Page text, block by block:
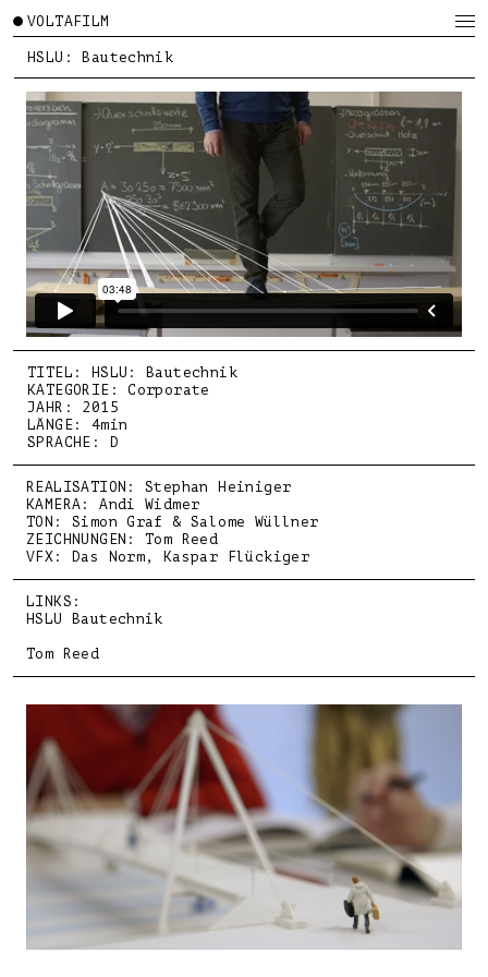
VOLTAFILM
HSLU: Bautechnik
TITEL: HSLU: Bautechnik
KATEGORIE: Corporate
JAHR: 2015
LÄNGE: 4min
SPRACHE: D
REALISATION: Stephan Heiniger
KAMERA: Andi Widmer
TON: Simon Graf & Salome Wüllner
ZEICHNUNGEN: Tom Reed
VFX: Das Norm, Kaspar Flückiger
LINKS:
HSLU Bautechnik
Tom Reed